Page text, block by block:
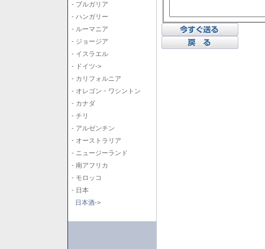
- ブルガリア
- ハンガリー
- ルーマニア
- ジョージア
- イスラエル
- ドイツ->
- カリフォルニア
- オレゴン・ワシントン
- カナダ
- チリ
- アルゼンチン
- オーストラリア
- ニュージーランド
- 南アフリカ
- モロッコ
- 日本
日本酒->